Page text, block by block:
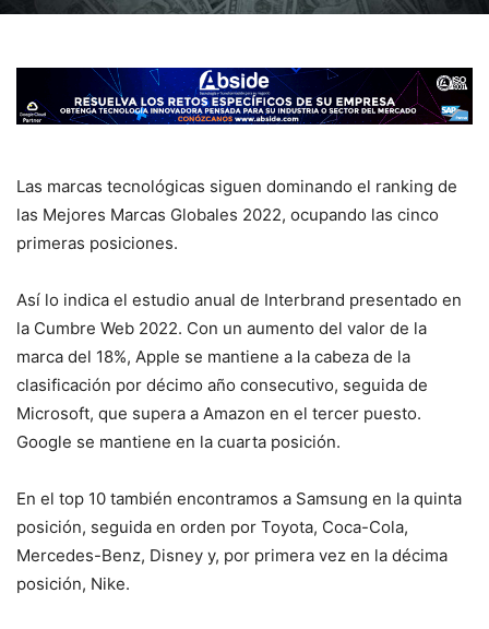
Las marcas tecnológicas siguen dominando el ranking de
las Mejores Marcas Globales 2022, ocupando las cinco
primeras posiciones.
Así lo indica el estudio anual de Interbrand presentado en
la Cumbre Web 2022. Con un aumento del valor de la
marca del 18%, Apple se mantiene a la cabeza de la
clasificación por décimo año consecutivo, seguida de
Microsoft, que supera a Amazon en el tercer puesto.
Google se mantiene en la cuarta posición.
En el top 10 también encontramos a Samsung en la quinta
posición, seguida en orden por Toyota, Coca-Cola,
Mercedes-Benz, Disney y, por primera vez en la décima
posición, Nike.